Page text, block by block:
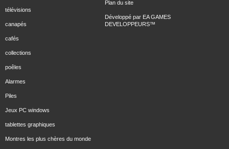
télévisions
canapés
cafés
collections
poêles
Alarmes
Piles
Jeux PC windows
tablettes graphiques
Montres les plus chères du monde
Plan du site
Développé par EA GAMES
DEVELOPPEURS™